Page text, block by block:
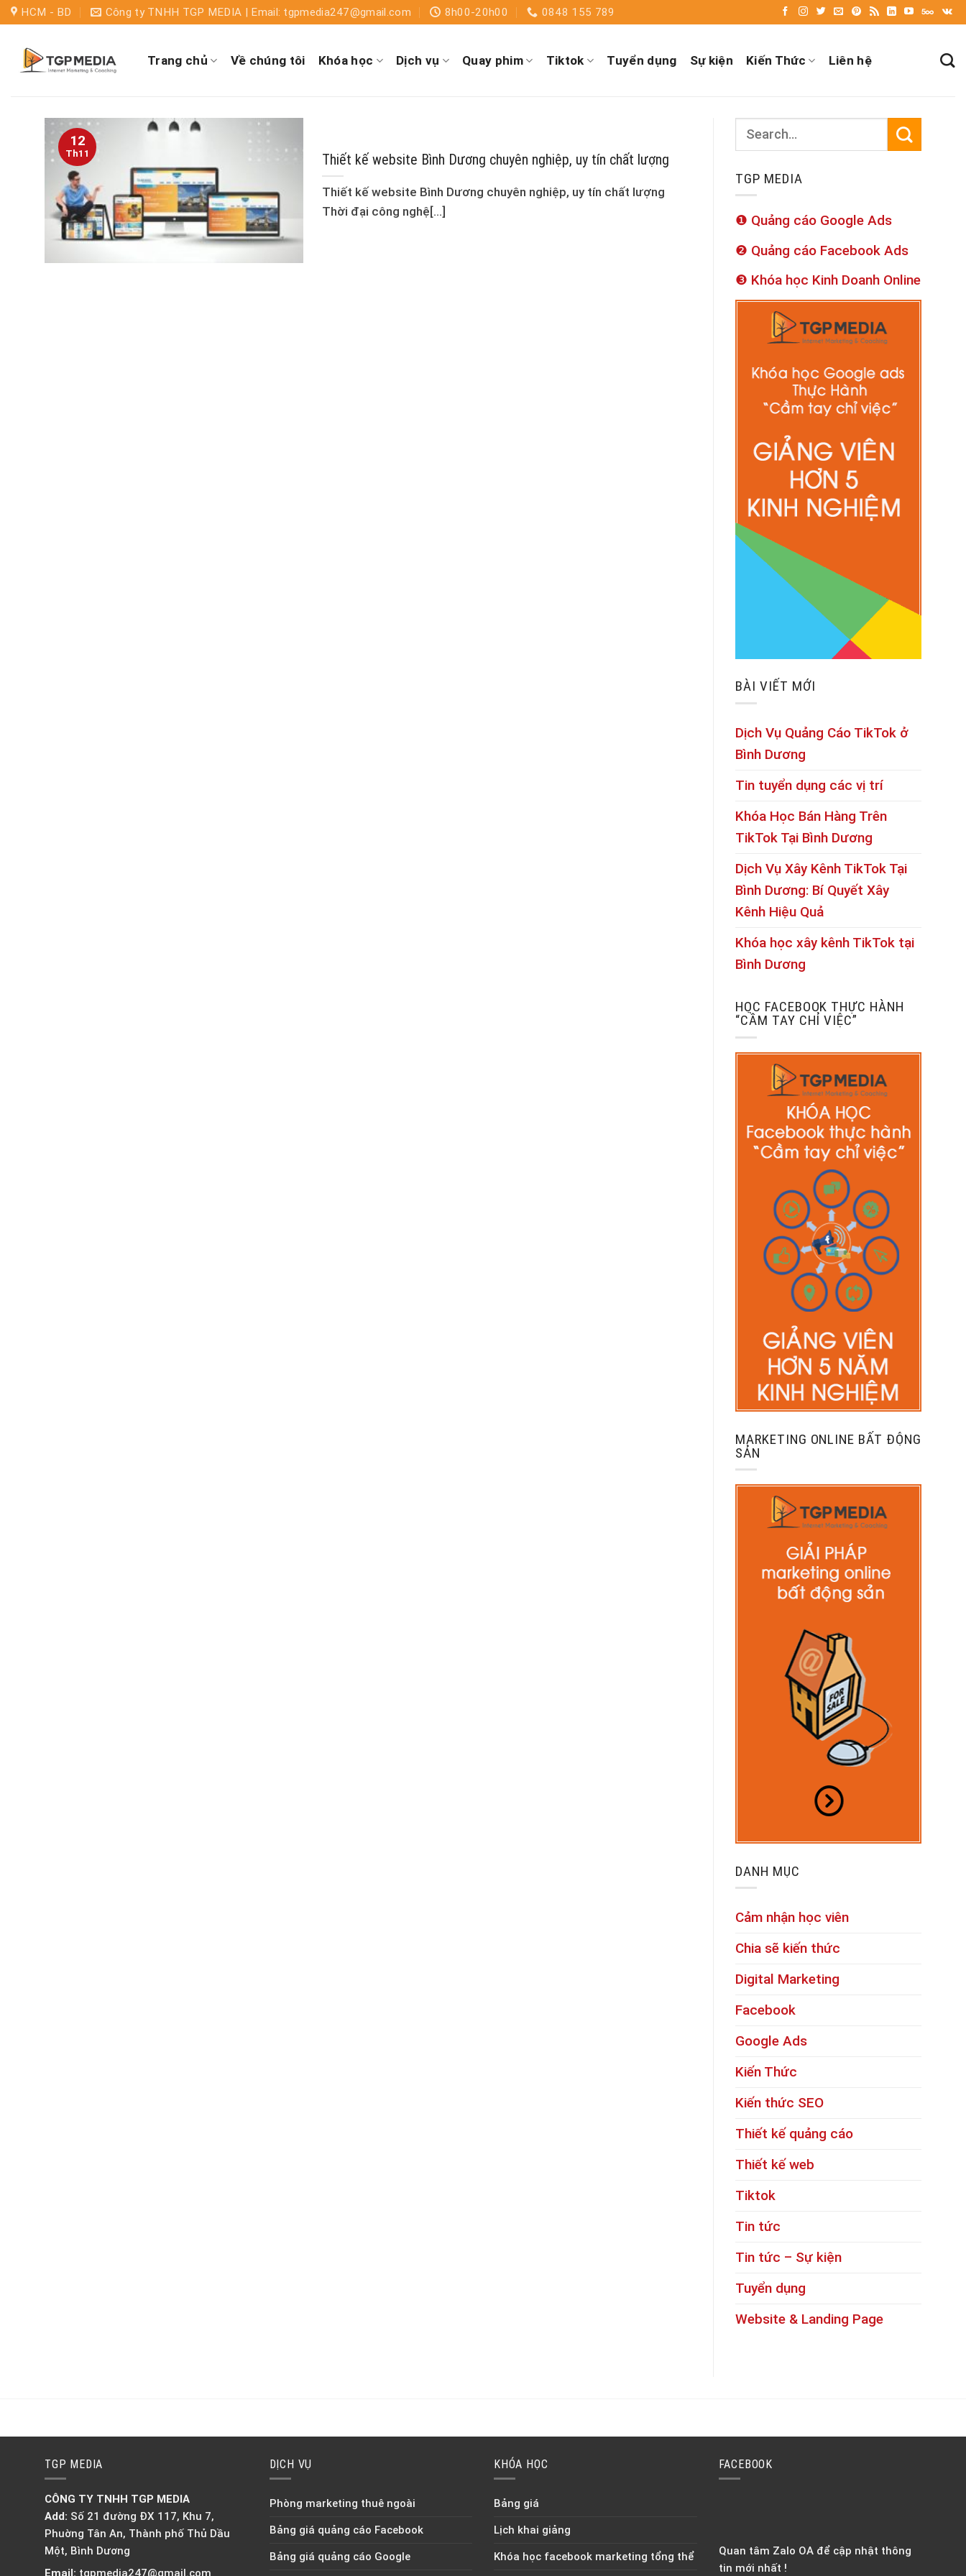
HCM - BD Công ty TNHH TGP MEDIA | Email: tgpmedia247@gmail.com 8h00-20h00 0848 155 789
Trang chủ Về chúng tôi Khóa học Dịch vụ Quay phim Tiktok Tuyển dụng Sự kiện Kiến Thức Liên hệ
Thiết kế website Bình Dương chuyên nghiệp, uy tín chất lượng
Thiết kế website Bình Dương chuyên nghiệp, uy tín chất lượng
Thời đại công nghệ[...]
12
Th11
TGP MEDIA
❶ Quảng cáo Google Ads
❷ Quảng cáo Facebook Ads
❸ Khóa học Kinh Doanh Online
BÀI VIẾT MỚI
Dịch Vụ Quảng Cáo TikTok ở
Bình Dương
Tin tuyển dụng các vị trí
Khóa Học Bán Hàng Trên
TikTok Tại Bình Dương
Dịch Vụ Xây Kênh TikTok Tại
Bình Dương: Bí Quyết Xây
Kênh Hiệu Quả
Khóa học xây kênh TikTok tại
Bình Dương
HỌC FACEBOOK THỰC HÀNH
“CẦM TAY CHỈ VIỆC”
MARKETING ONLINE BẤT ĐỘNG
SẢN
DANH MỤC
Cảm nhận học viên
Chia sẽ kiến thức
Digital Marketing
Facebook
Google Ads
Kiến Thức
Kiến thức SEO
Thiết kế quảng cáo
Thiết kế web
Tiktok
Tin tức
Tin tức – Sự kiện
Tuyển dụng
Website & Landing Page
TGP MEDIA
CÔNG TY TNHH TGP MEDIA
Add: Số 21 đường ĐX 117, Khu 7,
Phuờng Tân An, Thành phố Thủ Dầu
Một, Bình Dương
Email: tgpmedia247@gmail.com
DỊCH VỤ
Phòng marketing thuê ngoài
Bảng giá quảng cáo Facebook
Bảng giá quảng cáo Google
KHÓA HỌC
Bảng giá
Lịch khai giảng
Khóa học facebook marketing tổng thể
FACEBOOK
Quan tâm Zalo OA để cập nhật thông
tin mới nhất !